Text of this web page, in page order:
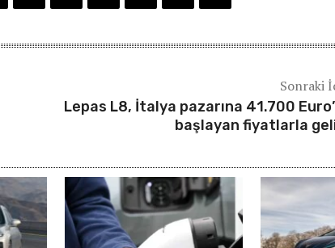
Sonraki
Lepas L8, İtalya pazarına 41.700
başlayan fiyatlarla